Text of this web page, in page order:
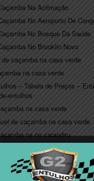
Na Aclimação
No Aeroporto De
No Bosque Da Saúde
No Brooklin Novo
de caçamba na casa verde
na casa verde
– Tabela de Preços –
entulhos
na casa verde
de caçamba na casa verde
na no carandiru
em jabaquara
em itaim bibi
no Booklin Paulista